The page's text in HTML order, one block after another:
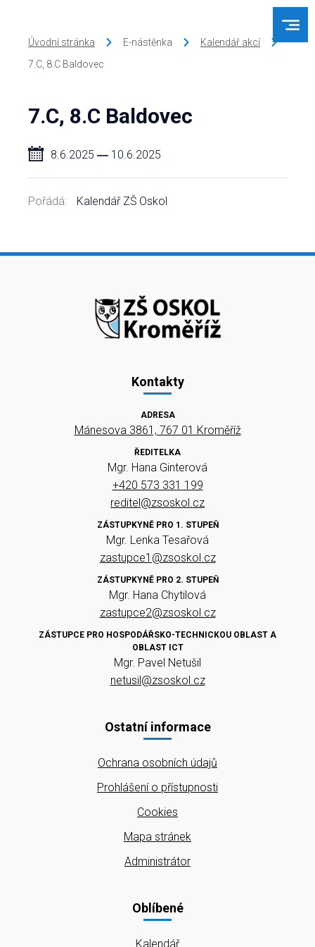
Úvodní stránka E-nástěnka
Kalendář akcí
7.C, 8.C Baldovec
7.C, 8.C Baldovec
8.6.2025 ― 10.6.2025
Pořádá: Kalendář ZŠ Oskol
Kontakty
ADRESA
Mánesova 3861, 767 01 Kroměříž
ŘEDITELKA
Mgr. Hana Ginterová
+420 573 331 199
reditel@zsoskol.cz
ZÁSTUPKYNĚ PRO 1. STUPEŇ
Mgr. Lenka Tesařová
zastupce1@zsoskol.cz
ZÁSTUPKYNĚ PRO 2. STUPEŇ
Mgr. Hana Chytilová
zastupce2@zsoskol.cz
ZÁSTUPCE PRO HOSPODÁŘSKO-TECHNICKOU OBLAST A
OBLAST ICT
Mgr. Pavel Netušil
netusil@zsoskol.cz
Ostatní informace
Ochrana osobních údajů
Prohlášení o přístupnosti
Cookies
Mapa stránek
Administrátor
Oblíbené
Kalendář